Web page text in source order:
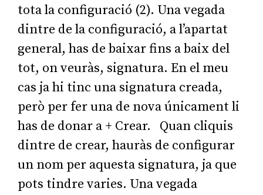
tota la configuració (2). Una vegada
dintre de la configuració, a l’apartat
general, has de baixar fins a baix del
tot, on veuràs, signatura. En el meu
cas ja hi tinc una signatura creada,
però per fer una de nova únicament li
has de donar a + Crear. Quan cliquis
dintre de crear, hauràs de configurar
un nom per aquesta signatura, ja que
pots tindre varies. Una vegada